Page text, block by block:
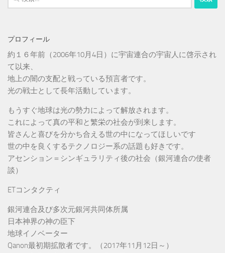
索:
プロフィール
約１６年前（2006年10月4日）に宇宙連合の宇宙人に啓示され
て以来、
地上の闇の支配と戦っている預言者です。
光の戦士として長年活動しています。
もうすぐ地球は光の勢力によって解放されます。
これによって真の平和と繁栄の社会が到来します。
皆さんと喜びを分かち合える世の中になってほしいです
世の中を良くするテクノロジー系の話題も好きです。
アセンション＝シンギュラリティ後の社会（銀河連合の使者
談）
ETコンタクティ
銀河連合及び多次元銀河共同体所属
日本神界の神の臣下
地球イノベーター
Qanon最初期拡散者です。（2017年11月12日～）